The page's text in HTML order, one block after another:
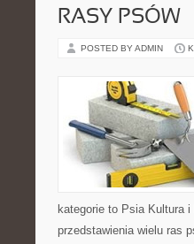
RASY PSÓW
POSTED BY ADMIN
kategorie to Psia Kultura
przedstawienia wielu ras